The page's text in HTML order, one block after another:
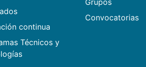
continua
Técnicos y
Grupos
Convocatorias